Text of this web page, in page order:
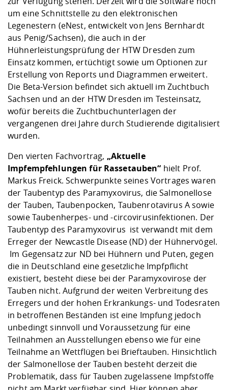
um eine Schnittstelle zu den elektronischen
Legenestern (eNest, entwickelt von Jens Bernhardt
aus Penig/Sachsen), die auch in der
Hühnerleistungsprüfung der HTW Dresden zum
Einsatz kommen, ertüchtigt sowie um Optionen zur
Erstellung von Reports und Diagrammen erweitert.
Die Beta-Version befindet sich aktuell im Zuchtbuch
Sachsen und an der HTW Dresden im Testeinsatz,
wofür bereits die Zuchtbuchunterlagen der
vergangenen drei Jahre durch Studierende digitalisiert
wurden.
Den vierten Fachvortrag, „Aktuelle
Impfempfehlungen für Rassetauben“ hielt Prof.
Markus Freick. Schwerpunkte seines Vortrages waren
der Taubentyp des Paramyxovirus, die Salmonellose
der Tauben, Taubenpocken, Taubenrotavirus A sowie
sowie Taubenherpes- und -circovirusinfektionen. Der
Taubentyp des Paramyxovirus ist verwandt mit dem
Erreger der Newcastle Disease (ND) der Hühnervögel.
Im Gegensatz zur ND bei Hühnern und Puten, gegen
die in Deutschland eine gesetzliche Impfpflicht
existiert, besteht diese bei der Paramyxovirose der
Tauben nicht. Aufgrund der weiten Verbreitung des
Erregers und der hohen Erkrankungs- und Todesraten
in betroffenen Beständen ist eine Impfung jedoch
unbedingt sinnvoll und Voraussetzung für eine
Teilnahmen an Ausstellungen ebenso wie für eine
Teilnahme an Wettflügen bei Brieftauben. Hinsichtlich
der Salmonellose der Tauben besteht derzeit die
Problematik, dass für Tauben zugelassene Impfstoffe